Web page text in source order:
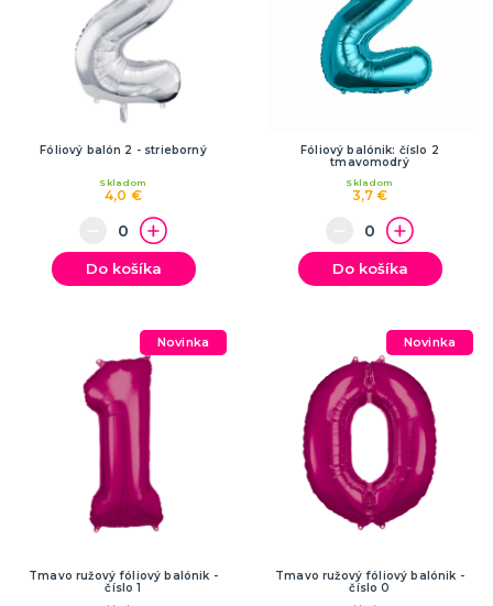
Fóliový balón 2 - strieborný
4,0 €
Skladom
Do košíka
Fóliový balónik: číslo 2
tmavomodrý
3,7 €
Skladom
Do košíka
Novinka
Tmavo ružový fóliový balónik -
číslo 1
Novinka
Tmavo ružový fóliový balónik -
číslo 0